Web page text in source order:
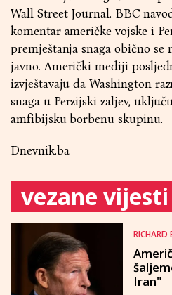
Wall Street Journal. BBC
komentar američke vojske i
premještanja snaga obično se
javno. Američki mediji
izvještavaju da Washington
snaga u Perzijski zaljev,
amfibijsku borbenu skupinu.
Dnevnik.ba
vezane vijesti
RICHARD
Iran"